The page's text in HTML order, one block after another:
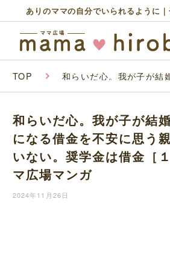
ありのママの自分でいられるように
TOP 和らいだ心。我が子が結
金は借金［１１－１］｜
和らいだ心。我が子が結
になる借金を不安に思う
いない。奨学金は借金［
マ広場マンガ
2024年11月26日